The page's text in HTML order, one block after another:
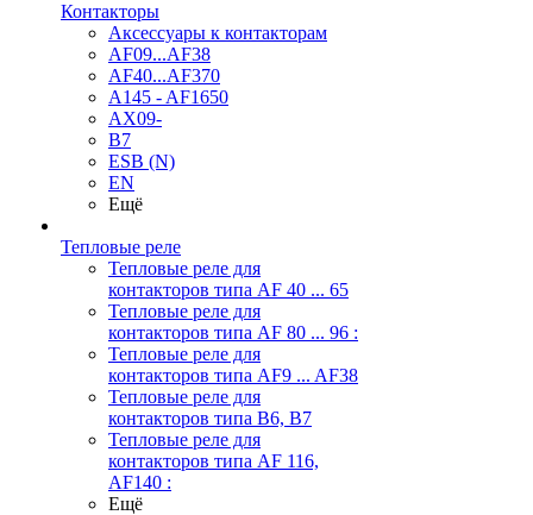
Контакторы
Аксессуары к контакторам
AF09...AF38
AF40...AF370
A145 - AF1650
AX09-
B7
ESB (N)
EN
Ещё
Тепловые реле
Тепловые реле для
контакторов типа AF 40 ... 65
Тепловые реле для
контакторов типа AF 80 ... 96 :
Тепловые реле для
контакторов типа AF9 ... AF38
Тепловые реле для
контакторов типа В6, В7
Тепловые реле для
контакторов типа AF 116,
AF140 :
Ещё